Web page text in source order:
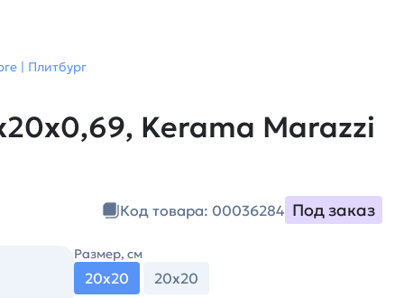
| Плитбург
Kerama Marazzi
Код товара: 00036284 Под заказ
Размер, см
20х20 20х20